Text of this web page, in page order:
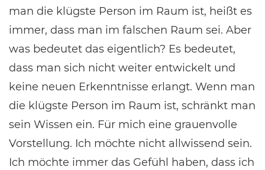
man die klügste Person im Raum ist, heißt es
immer, dass man im falschen Raum sei. Aber
was bedeutet das eigentlich? Es bedeutet,
dass man sich nicht weiter entwickelt und
keine neuen Erkenntnisse erlangt. Wenn man
die klügste Person im Raum ist, schränkt man
sein Wissen ein. Für mich eine grauenvolle
Vorstellung. Ich möchte nicht allwissend sein.
Ich möchte immer das Gefühl haben, dass ich